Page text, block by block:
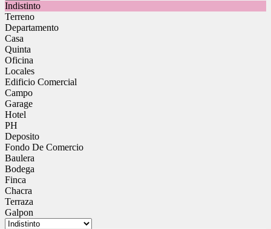
Indistinto
Terreno
Departamento
Casa
Quinta
Oficina
Locales
Edificio Comercial
Campo
Garage
Hotel
PH
Deposito
Fondo De Comercio
Baulera
Bodega
Finca
Chacra
Terraza
Galpon